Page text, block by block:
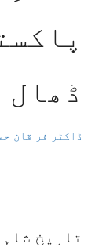
ڈھال
ڈاکٹر فر قان
تاریخ